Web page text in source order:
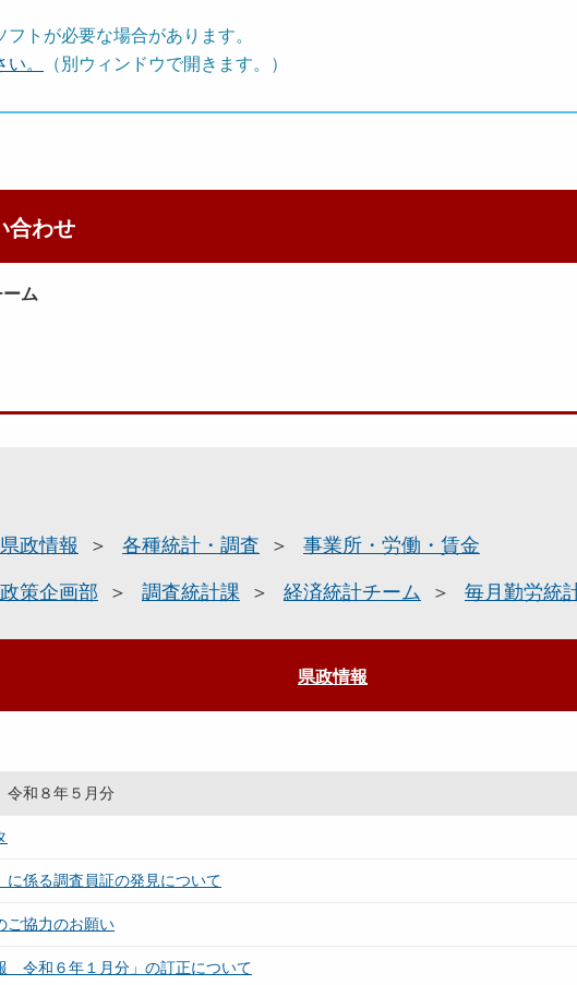
トが必要な場合があります。
。
（別ウィンドウで開きます。）
合わせ
ム
県政情報 各種統計・調査 事業所・労働・賃金
政策企画部 調査統計課 経済統計チーム 毎月勤労統
県政情報
和８年５月分
に係る調査員証の発見について
ご協力のお願い
令和６年１月分」の訂正について